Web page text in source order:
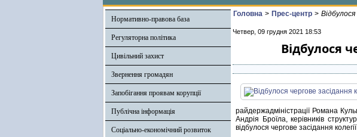
Нормативно-правова база
Регуляторна політика
Цивільний захист
Звернення громадян
Запобігання проявам корупції
Публічна інформація
Соціально-економічний розвиток
Головна > Прес-центр > Відбулося
Четвер, 09 грудня 2021 18:53
Відбулося
райдержадміністрації Романа
Андрія Броїла, керівників
відбулося чергове засідання